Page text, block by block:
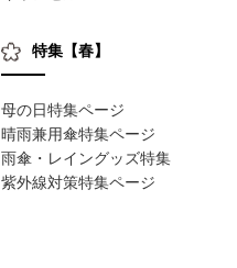
特集【春】
母の日特集ページ
晴雨兼用傘特集ページ
雨傘・レイングッズ特集
紫外線対策特集ページ